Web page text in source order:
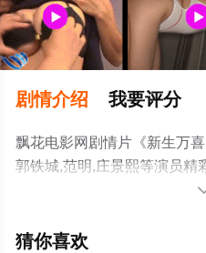
剧情介绍 我要评分
飘花电影网剧情片《新生万
郭铁城,范明,庄景熙等演员精
观看高清未删减完整版电影
猜你喜欢